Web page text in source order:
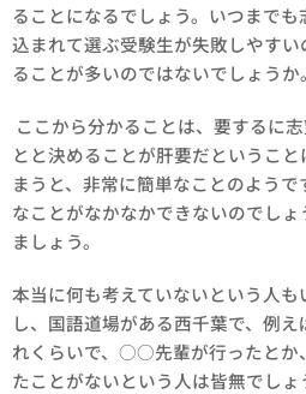
ることになるでしょう。いつまで
込まれて選ぶ受験生が失敗しやす
ることが多いのではないでしょうか。
ここから分かることは、要するに
とと決めることが肝要だというこ
まうと、非常に簡単なことのよう
なことがなかなかできないのでし
ましょう。
本当に何も考えていないという人
し、国語道場がある西千葉で、例
れくらいで、○○先輩が行ったとか
たことがないという人は皆無でし